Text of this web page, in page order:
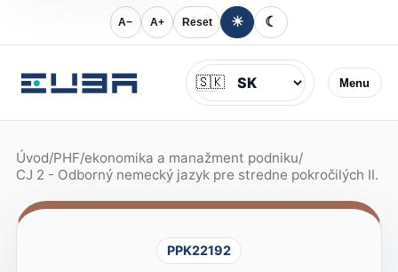
A− A+ Reset ☀ ☾
Menu
Jazyk
🇸🇰
Úvod/PHF/ekonomika a manažment podniku/
CJ 2 - Odborný nemecký jazyk pre stredne pokročilých II.
PPK22192